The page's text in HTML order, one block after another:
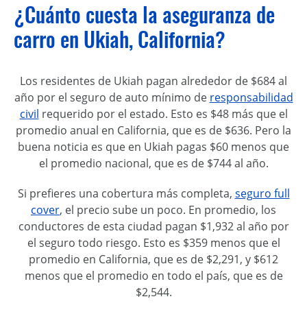
¿Cuánto cuesta la aseguranza de
carro en Ukiah, California?
Los residentes de Ukiah pagan alrededor de $684 al
año por el seguro de auto mínimo de responsabilidad
civil requerido por el estado. Esto es $48 más que el
promedio anual en California, que es de $636. Pero la
buena noticia es que en Ukiah pagas $60 menos que
el promedio nacional, que es de $744 al año.
Si prefieres una cobertura más completa, seguro full
cover, el precio sube un poco. En promedio, los
conductores de esta ciudad pagan $1,932 al año por
el seguro todo riesgo. Esto es $359 menos que el
promedio en California, que es de $2,291, y $612
menos que el promedio en todo el país, que es de
$2,544.